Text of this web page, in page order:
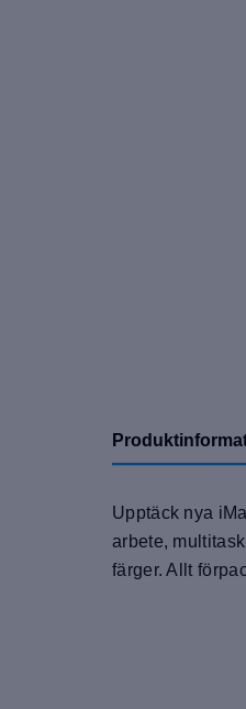
Upptäck nya
arbete,
färger. Allt